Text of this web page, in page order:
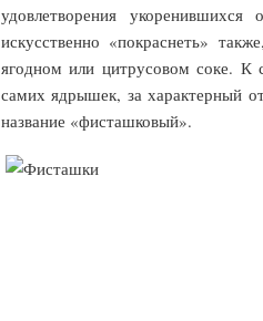
удовлетворения
искусственно «покраснеть»
ягодном или цитрусовом соке. К
самих ядрышек, за характерный
название «фисташковый».